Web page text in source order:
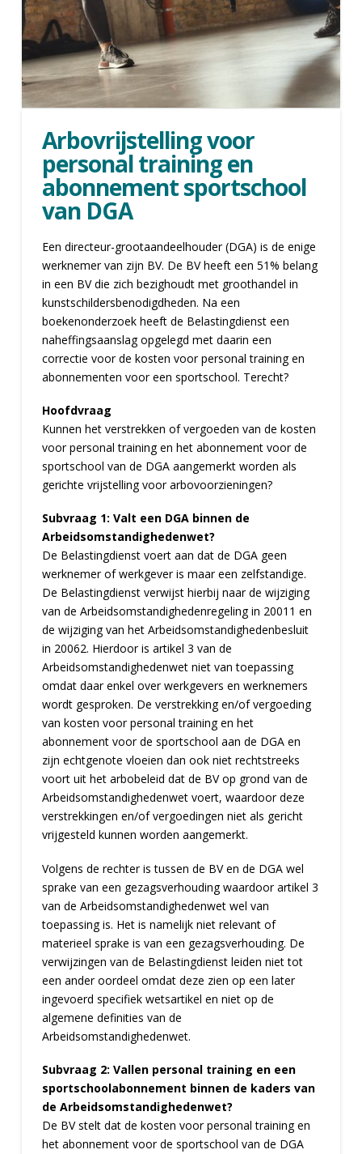
Arbovrijstelling voor
personal training en
abonnement sportschool
van DGA
Een directeur-grootaandeelhouder (DGA) is de enige
werknemer van zijn BV. De BV heeft een 51% belang
in een BV die zich bezighoudt met groothandel in
kunstschildersbenodigdheden. Na een
boekenonderzoek heeft de Belastingdienst een
naheffingsaanslag opgelegd met daarin een
correctie voor de kosten voor personal training en
abonnementen voor een sportschool. Terecht?
Hoofdvraag
Kunnen het verstrekken of vergoeden van de kosten
voor personal training en het abonnement voor de
sportschool van de DGA aangemerkt worden als
gerichte vrijstelling voor arbovoorzieningen?
Subvraag 1: Valt een DGA binnen de
Arbeidsomstandighedenwet?
De Belastingdienst voert aan dat de DGA geen
werknemer of werkgever is maar een zelfstandige.
De Belastingdienst verwijst hierbij naar de wijziging
van de Arbeidsomstandighedenregeling in 20011 en
de wijziging van het Arbeidsomstandighedenbesluit
in 20062. Hierdoor is artikel 3 van de
Arbeidsomstandighedenwet niet van toepassing
omdat daar enkel over werkgevers en werknemers
wordt gesproken. De verstrekking en/of vergoeding
van kosten voor personal training en het
abonnement voor de sportschool aan de DGA en
zijn echtgenote vloeien dan ook niet rechtstreeks
voort uit het arbobeleid dat de BV op grond van de
Arbeidsomstandighedenwet voert, waardoor deze
verstrekkingen en/of vergoedingen niet als gericht
vrijgesteld kunnen worden aangemerkt.
Volgens de rechter is tussen de BV en de DGA wel
sprake van een gezagsverhouding waardoor artikel 3
van de Arbeidsomstandighedenwet wel van
toepassing is. Het is namelijk niet relevant of
materieel sprake is van een gezagsverhouding. De
verwijzingen van de Belastingdienst leiden niet tot
een ander oordeel omdat deze zien op een later
ingevoerd specifiek wetsartikel en niet op de
algemene definities van de
Arbeidsomstandighedenwet.
Subvraag 2: Vallen personal training en een
sportschoolabonnement binnen de kaders van
de Arbeidsomstandighedenwet?
De BV stelt dat de kosten voor personal training en
het abonnement voor de sportschool van de DGA